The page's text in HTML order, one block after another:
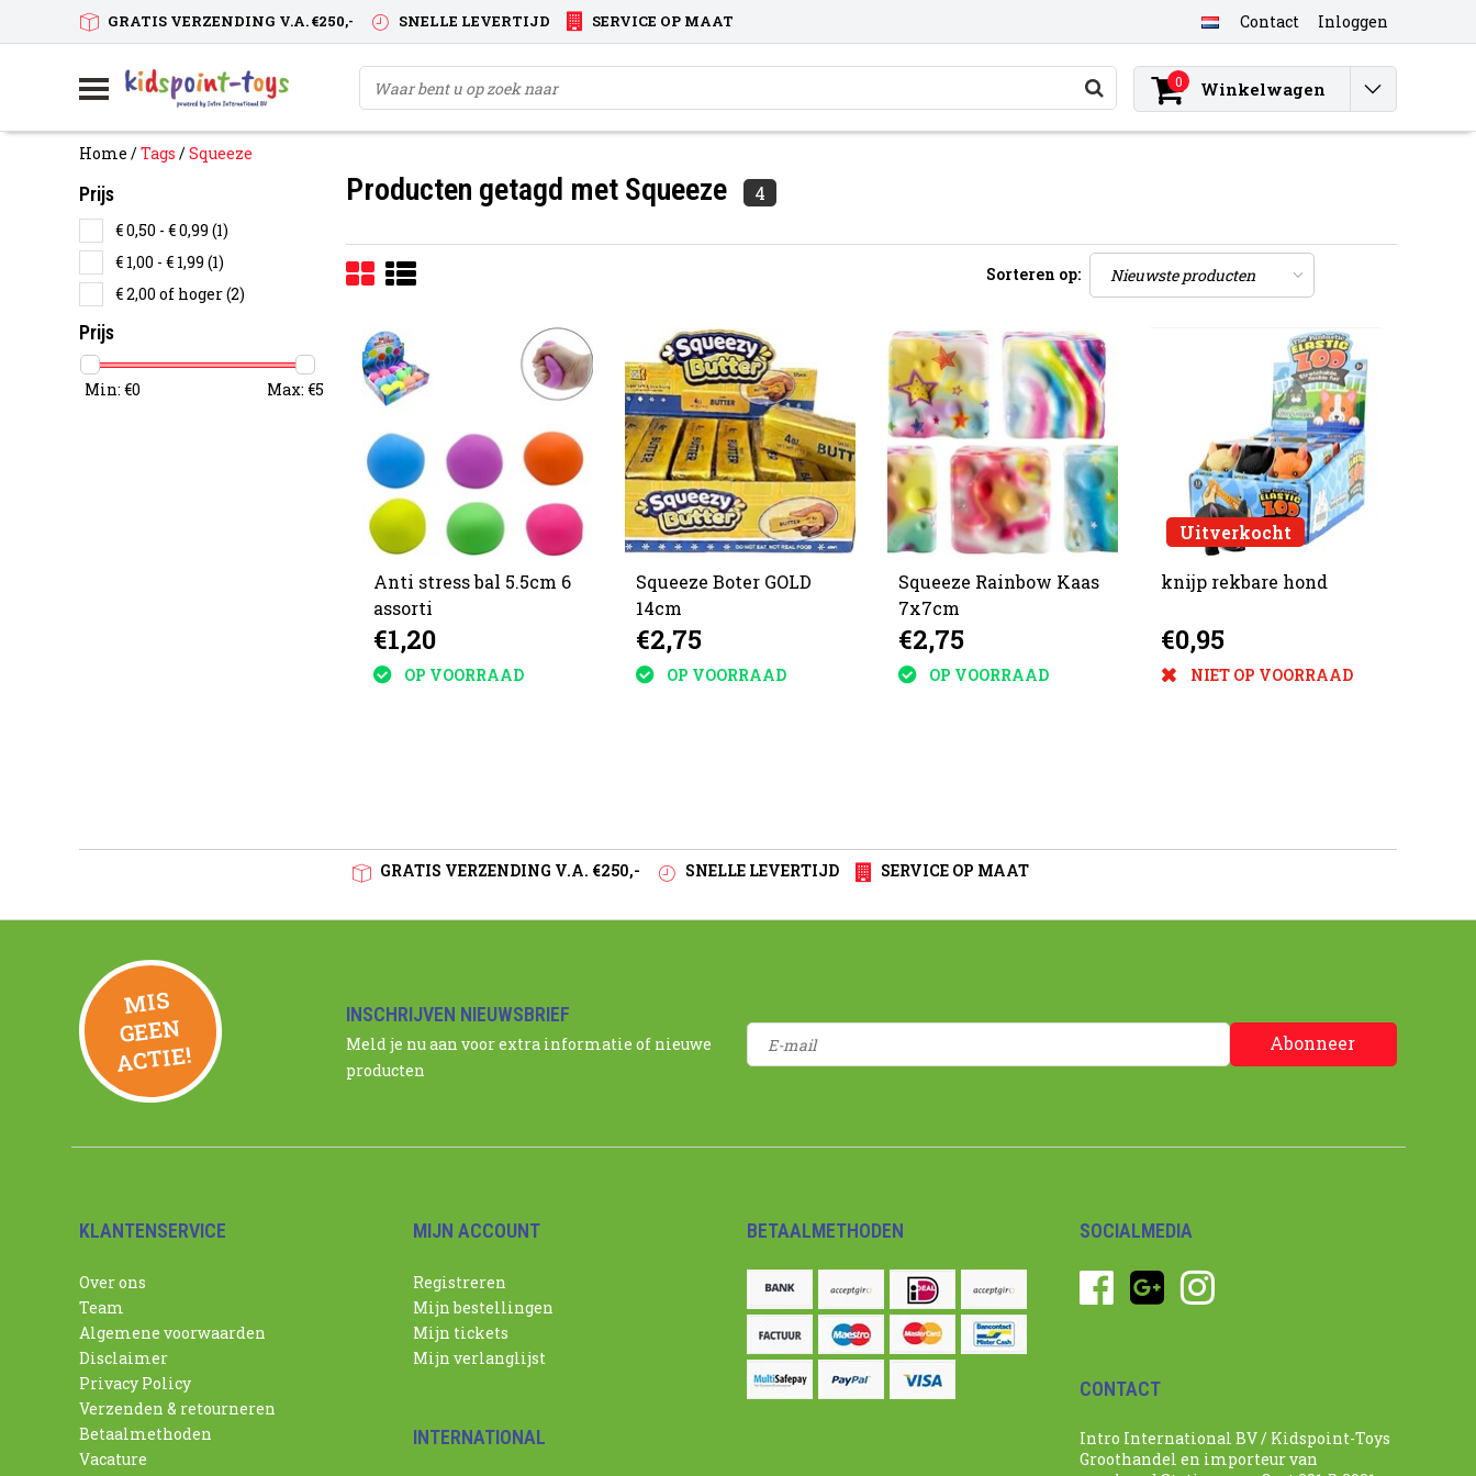
GRATIS VERZENDING V.A. €250,- SNELLE LEVERTIJD SERVICE OP MAAT Contact Inloggen
0 Winkelwagen
Home /Tags /Squeeze
Prijs
€ 0,50 - € 0,99 (1)
€ 1,00 - € 1,99 (1)
€ 2,00 of hoger(2)
Prijs
Min: €0 Max: €5
Producten getagd met Squeeze 4
Sorteren op:
Anti stress bal 5.5cm 6
assorti
€1,20
OP VOORRAAD
Squeeze Boter GOLD
14cm
€2,75
OP VOORRAAD
Squeeze Rainbow Kaas
7x7cm
€2,75
OP VOORRAAD
Uitverkocht
knijp rekbare hond
€0,95
NIET OP VOORRAAD
GRATIS VERZENDING V.A. €250,- SNELLE LEVERTIJD SERVICE OP MAAT
MIS
GEE
N
ACTIE!
INSCHRIJVEN NIEUWSBRIEF
Meld je nu aan voor extra informatie of nieuwe
producten
Abonneer
KLANTENSERVICE
Over ons
Team
Algemene voorwaarden
Disclaimer
Privacy Policy
Verzenden & retourneren
Betaalmethoden
Vacature
MIJN ACCOUNT
Registreren
Mijn bestellingen
Mijn tickets
Mijn verlanglijst
INTERNATIONAL
BETAALMETHODEN SOCIALMEDIA
CONTACT
Intro International BV / Kidspoint-Toys
Groothandel en importeur van